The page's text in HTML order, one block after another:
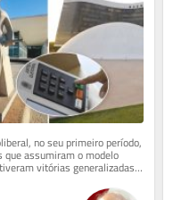
no seu primeiro período,
que assumiram o modelo
vitórias generalizadas.
na Europa e se...